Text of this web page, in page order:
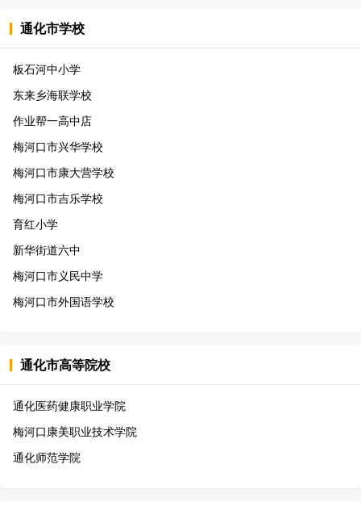
通化市学校
板石河中小学
东来乡海联学校
作业帮一高中店
梅河口市兴华学校
梅河口市康大营学校
梅河口市吉乐学校
育红小学
新华街道六中
梅河口市义民中学
梅河口市外国语学校
通化市高等院校
通化医药健康职业学院
梅河口康美职业技术学院
通化师范学院